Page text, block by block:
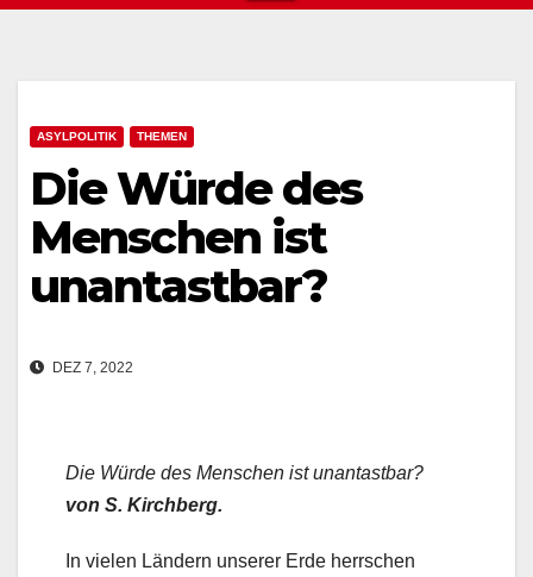
ASYLPOLITIK THEMEN
Die Würde des
Menschen ist
unantastbar?
DEZ 7, 2022
Die Würde des Menschen ist unantastbar?
von S. Kirchberg.
In vielen Ländern unserer Erde herrschen